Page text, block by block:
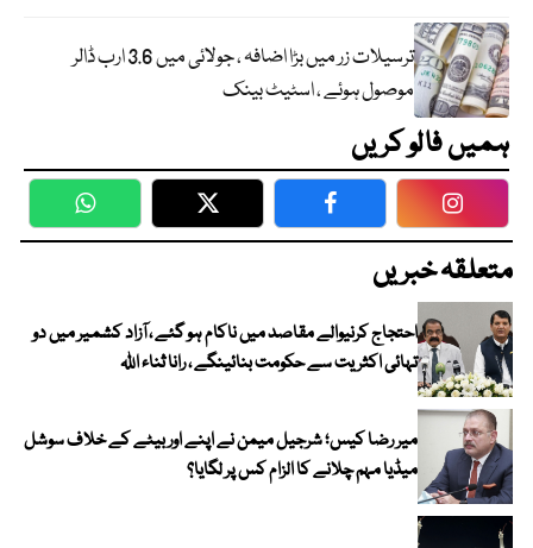
ترسیلات زر میں بڑا اضافہ ، جولائی میں 3.6 ارب ڈالر
موصول ہوئے ، اسٹیٹ بینک
ہمیں فالو کریں
WhatsApp Twitter Facebook
متعلقہ خبریں
احتجاج کرنیوالے مقاصد میں ناکام ہو گئے ، آزاد کشمیر میں دو
تہائی اکثریت سے حکومت بنائینگے ، رانا ثناء اللہ
میر رضا کیس؛ شرجیل میمن نے اپنے اور بیٹے کے خلاف سوشل
میڈیا مہم چلانے کا الزام کس پر لگایا؟